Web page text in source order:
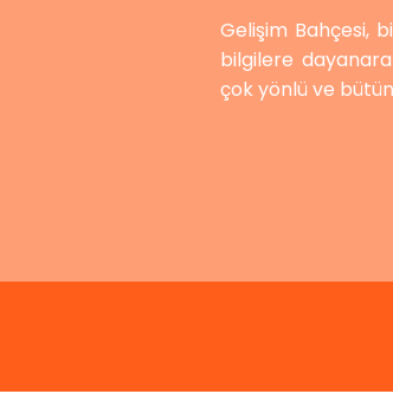
Gelişim Bahçesi,
bilgilere
çok yönlü ve